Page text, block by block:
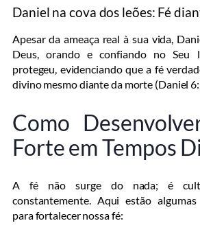
Daniel na cova dos leões: Fé
Apesar da ameaça real à sua vida,
Deus, orando e confiando no Seu
protegeu, evidenciando que a fé
divino mesmo diante da morte (Daniel
Como
Forte em Tempos
A fé não surge do nada; é
constantemente. Aqui estão
para fortalecer nossa fé: